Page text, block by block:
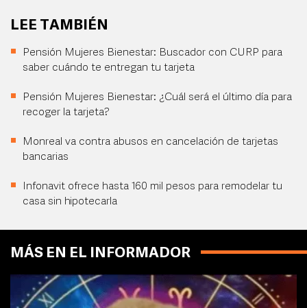
LEE TAMBIÉN
Pensión Mujeres Bienestar: Buscador con CURP para
saber cuándo te entregan tu tarjeta
Pensión Mujeres Bienestar: ¿Cuál será el último día para
recoger la tarjeta?
Monreal va contra abusos en cancelación de tarjetas
bancarias
Infonavit ofrece hasta 160 mil pesos para remodelar tu
casa sin hipotecarla
MÁS EN EL INFORMADOR